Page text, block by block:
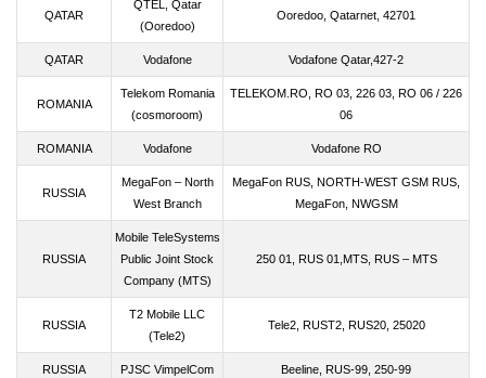
QATAR
QTEL, Qatar
(Ooredoo)
Ooredoo, Qatarnet, 42701
QATAR Vodafone Vodafone Qatar,427-2
ROMANIA
Telekom Romania
(cosmoroom)
TELEKOM.RO, RO 03, 226 03, RO 06 / 226
06
ROMANIA Vodafone Vodafone RO
RUSSIA
MegaFon – North
West Branch
MegaFon RUS, NORTH-WEST GSM RUS,
MegaFon, NWGSM
RUSSIA
Mobile TeleSystems
Public Joint Stock
Company (MTS)
250 01, RUS 01,MTS, RUS – MTS
RUSSIA
T2 Mobile LLC
(Tele2)
Tele2, RUST2, RUS20, 25020
RUSSIA PJSC VimpelCom Beeline, RUS-99, 250-99